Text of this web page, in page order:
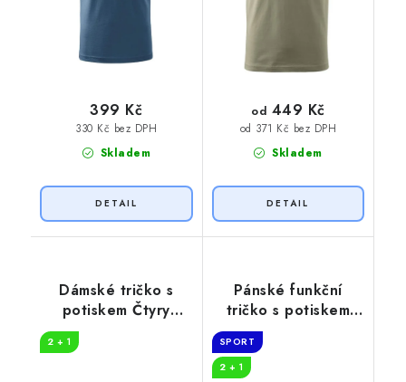
Skladem
330 Kč bez DPH
399 Kč
Skladem
od 371 Kč bez DPH
od 449 Kč
Dámské tričko s
potiskem Čtyry
2 + 1
Pánské funkční
tričko s potiskem
Party animal
SPORT
2 + 1